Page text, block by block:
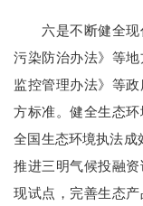
六是不断健全现
污染防治办法》等
监控管理办法》等
方标准。健全生态
全国生态环境执法成
推进三明气候投融
现试点，完善生态